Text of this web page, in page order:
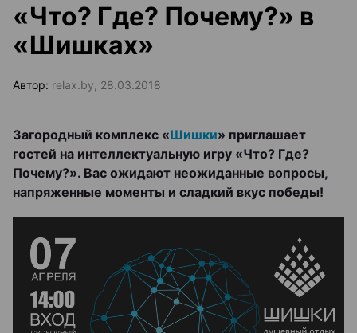
«Что? Где? Почему?» в
«Шишках»
Автор: relax.by, 28.03.2018
Загородный комплекс «Шишки» приглашает
гостей на интеллектуальную игру «Что? Где?
Почему?». Вас ожидают неожиданные вопросы,
напряженные моменты и сладкий вкус победы!